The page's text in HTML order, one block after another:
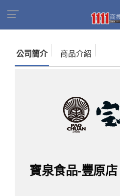
公司簡介 商品介紹
寶泉食品-豐原店